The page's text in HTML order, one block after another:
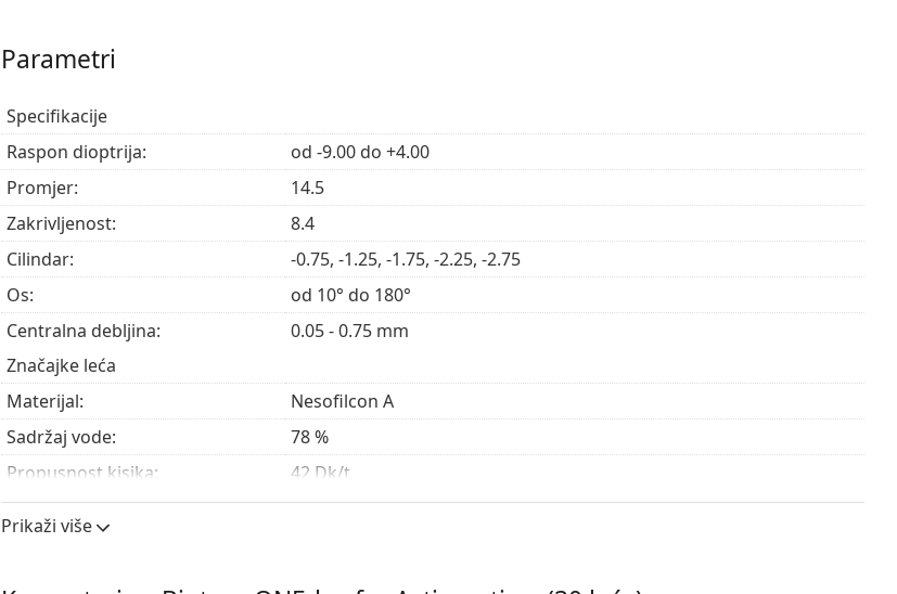
Kontaktne leće Biotrue ONEday for Astigmatism dostupne su samo u osima 10°, 20°, 60° - 120° i 160° -
180°.
Ne tražite torične kontaktne leće? Ovdje možete pronaći
hipermetropije.
Najčešće se prodaje s kapima za očiMax OptiFresh 10 ml.
Ovo je medicinski proizvod. Prije uporabe pročitajte upute za uporabu.
Parametri
Specifikacije
Raspon dioptrija:
od -9.00 do +4.00
Promjer:
14.5
Zakrivljenost:
8.4
Cilindar:
-0.75, -1.25, -1.75, -2.25, -2.75
Os:
od 10° do 180°
Centralna debljina:
0.05 - 0.75 mm
Značajke leća
Materijal:
Nesofilcon A
Sadržaj vode:
78 %
Propusnost kisika:
42 Dk/t
UV filtar:
Da
Prikaži više